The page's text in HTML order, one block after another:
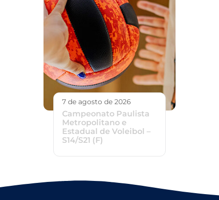
7 de agosto de 2026
Campeonato Paulista
Metropolitano e
Estadual de Voleibol –
S14/S21 (F)